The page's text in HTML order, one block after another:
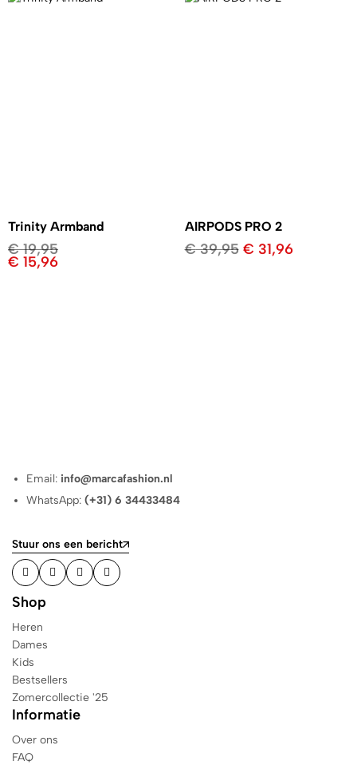
Trinity Armband
€19,95
€ 15,96
AIRPODS PRO 2
€39,95 € 31,96
Email: info@marcafashion.nl
WhatsApp:(+31) 6 34433484
Stuur ons een bericht
Shop
Heren
Dames
Kids
Bestsellers
Zomercollectie '25
Informatie
Over ons
FAQ